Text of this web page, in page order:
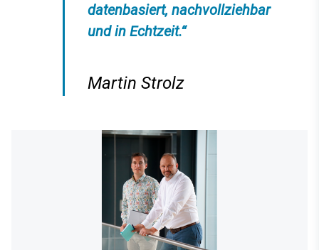
datenbasiert, nachvollziehbar
und in Echtzeit.“
Martin Strolz